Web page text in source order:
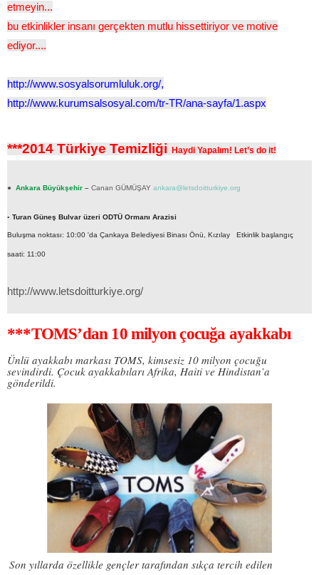
etmeyin...
bu etkinlikler insanı gerçekten mutlu hissettiriyor ve motive
ediyor....
http://www.sosyalsorumluluk.org/,
http://www.kurumsalsosyal.com/tr-TR/ana-sayfa/1.aspx
***2014 Türkiye Temizliği Haydi Yapalım! Let’s do it!
● Ankara Büyükşehir – Canan GÜMÜŞAY ankara@letsdoitturkiye.org
▪ Turan Güneş Bulvar üzeri ODTÜ Ormanı Arazisi
Buluşma noktası: 10:00 'da Çankaya Belediyesi Binası Önü, Kızılay Etkinlik başlangıç
saati: 11:00
http://www.letsdoitturkiye.org/
***TOMS’dan 10 milyon çocuğa ayakkabı
Ünlü ayakkabı markası TOMS, kimsesiz 10 milyon çocuğu
sevindirdi. Çocuk ayakkabıları Afrika, Haiti ve Hindistan’a
gönderildi.
Son yıllarda özellikle gençler tarafından sıkça tercih edilen